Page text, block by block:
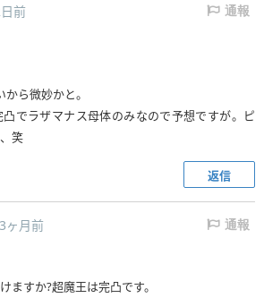
前 通報
ら微妙かと。
でラザマナス母体のみなので予想ですが。ピ
笑
返信
ヶ月前 通報
ますか?超魔王は完凸です。